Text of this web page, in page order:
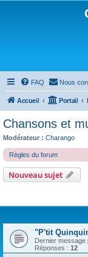
FAQ Nous
Accueil Portail
Chansons et
Modérateur : Charango
Règles du forum
Nouveau sujet
"P'tit
Dernier message
Réponses : 12